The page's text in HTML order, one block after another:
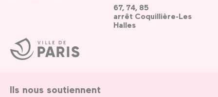
Ville
de
Paris
67, 74, 85
arrêt Coquillière-Les
Halles
Ils nous soutiennent